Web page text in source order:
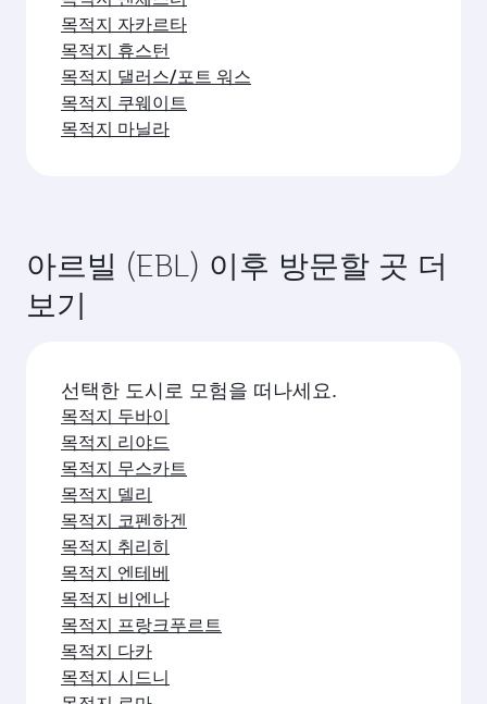
목적지 자카르타
목적지 휴스턴
목적지 댈러스/포트 워스
목적지 쿠웨이트
목적지 마닐라
아르빌 (EBL) 이후 방문할 곳 더
보기
선택한 도시로 모험을 떠나세요.
목적지 두바이
목적지 리야드
목적지 무스카트
목적지 델리
목적지 코펜하겐
목적지 취리히
목적지 엔테베
목적지 비엔나
목적지 프랑크푸르트
목적지 다카
목적지 시드니